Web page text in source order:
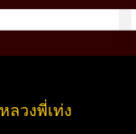
วงพี่เท่ง